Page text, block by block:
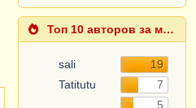
Топ 10 авторов за месяц
sali
19
Tatitutu
7
5